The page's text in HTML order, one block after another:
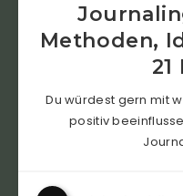
Methoden,
21
Du würdest gern mit
positiv